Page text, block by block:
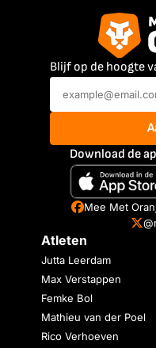
Blijf op de hoogte
Download de
Mee Met
Atleten
Jutta Leerdam
Max Verstappen
Femke Bol
Mathieu van der Poel
Rico Verhoeven